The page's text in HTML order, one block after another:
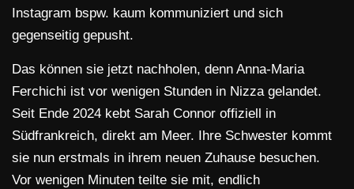
Instagram bspw. kaum kommuniziert und sich
gegenseitig gepusht.
Das können sie jetzt nachholen, denn Anna-Maria
Ferchichi ist vor wenigen Stunden in Nizza gelandet.
Seit Ende 2024 kebt Sarah Connor offiziell in
Südfrankreich, direkt am Meer. Ihre Schwester kommt
sie nun erstmals in ihrem neuen Zuhause besuchen.
Vor wenigen Minuten teilte sie mit, endlich